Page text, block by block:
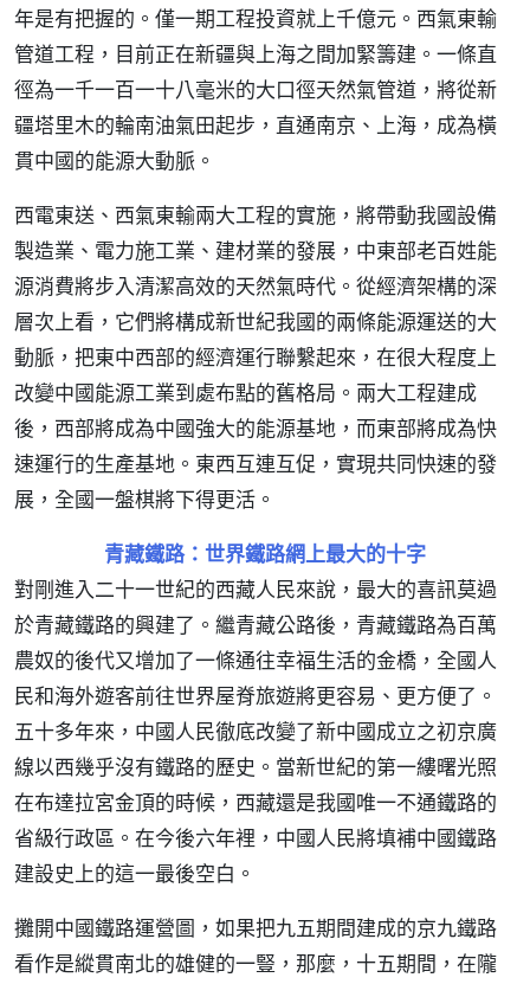
年是有把握的。僅一期工程投資就上千億元。西氣東輸
管道工程，目前正在新疆與上海之間加緊籌建。一條直
徑為一千一百一十八毫米的大口徑天然氣管道，將從新
疆塔里木的輪南油氣田起步，直通南京、上海，成為橫
貫中國的能源大動脈。
西電東送、西氣東輸兩大工程的實施，將帶動我國設備
製造業、電力施工業、建材業的發展，中東部老百姓能
源消費將步入清潔高效的天然氣時代。從經濟架構的深
層次上看，它們將構成新世紀我國的兩條能源運送的大
動脈，把東中西部的經濟運行聯繫起來，在很大程度上
改變中國能源工業到處布點的舊格局。兩大工程建成
後，西部將成為中國強大的能源基地，而東部將成為快
速運行的生產基地。東西互連互促，實現共同快速的發
展，全國一盤棋將下得更活。
青藏鐵路：世界鐵路網上最大的十字
對剛進入二十一世紀的西藏人民來說，最大的喜訊莫過
於青藏鐵路的興建了。繼青藏公路後，青藏鐵路為百萬
農奴的後代又增加了一條通往幸福生活的金橋，全國人
民和海外遊客前往世界屋脊旅遊將更容易、更方便了。
五十多年來，中國人民徹底改變了新中國成立之初京廣
線以西幾乎沒有鐵路的歷史。當新世紀的第一縷曙光照
在布達拉宮金頂的時候，西藏還是我國唯一不通鐵路的
省級行政區。在今後六年裡，中國人民將填補中國鐵路
建設史上的這一最後空白。
攤開中國鐵路運營圖，如果把九五期間建成的京九鐵路
看作是縱貫南北的雄健的一豎，那麼，十五期間，在隴